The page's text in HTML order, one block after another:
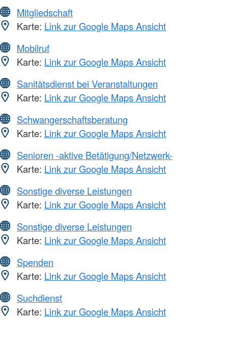
Mitgliedschaft
Karte: Link zur Google Maps Ansicht
Mobilruf
Karte: Link zur Google Maps Ansicht
Sanitätsdienst bei Veranstaltungen
Karte: Link zur Google Maps Ansicht
Schwangerschaftsberatung
Karte: Link zur Google Maps Ansicht
Senioren -aktive Betätigung/Netzwerk-
Karte: Link zur Google Maps Ansicht
Sonstige diverse Leistungen
Karte: Link zur Google Maps Ansicht
Sonstige diverse Leistungen
Karte: Link zur Google Maps Ansicht
Spenden
Karte: Link zur Google Maps Ansicht
Suchdienst
Karte: Link zur Google Maps Ansicht